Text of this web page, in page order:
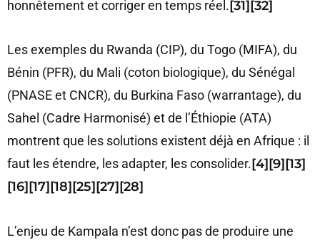
honnêtement et corriger en temps réel.[31][32]
Les exemples du Rwanda (CIP), du Togo (MIFA), du
Bénin (PFR), du Mali (coton biologique), du Sénégal
(PNASE et CNCR), du Burkina Faso (warrantage), du
Sahel (Cadre Harmonisé) et de l’Éthiopie (ATA)
montrent que les solutions existent déjà en Afrique : il
faut les étendre, les adapter, les consolider.[4][9][13]
[16][17][18][25][27][28]
L’enjeu de Kampala n’est donc pas de produire une